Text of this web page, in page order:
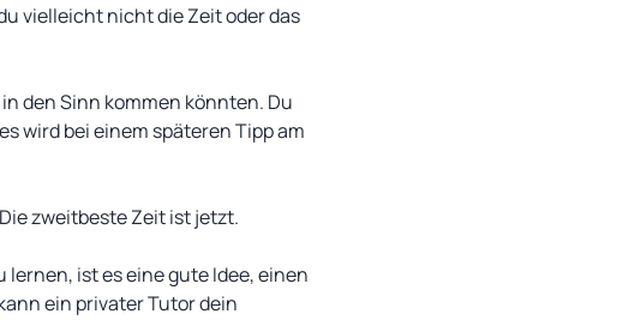
vielleicht nicht die Zeit oder das
den Sinn kommen könnten. Du
wird bei einem späteren Tipp am
zweitbeste Zeit ist jetzt.
ist es eine gute Idee, einen
ein privater Tutor dein